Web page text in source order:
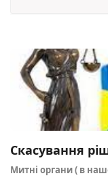
Митні органи ( в